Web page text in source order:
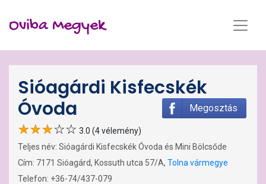
Oviba Megyek
Sióagárdi Kisfecskék
Óvoda
Megosztás
3.0 (4 vélemény)
Teljes név: Sióagárdi Kisfecskék Óvoda és Mini Bölcsőde
Cím: 7171 Sióagárd, Kossuth utca 57/A, Tolna vármegye
Telefon: +36-74/437-079